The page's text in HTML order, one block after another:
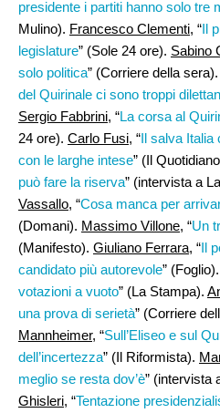
presidente i partiti hanno solo tre
Mulino). Francesco Clementi, “Il
legislature” (Sole 24 ore). Sabino
solo politica” (Corriere della sera).
del Quirinale ci sono troppi
Sergio Fabbrini, “La corsa al
24 ore). Carlo Fusi, “Il salva Italia
con le larghe intese” (Il
può fare la riserva” (intervista a
Vassallo, “Cosa manca per
(Domani). Massimo Villone, “Un
(Manifesto). Giuliano Ferrara, “Il
candidato più autorevole” (Foglio).
votazioni a vuoto” (La Stampa).
una prova di serietà” (Corriere
Mannheimer, “Sull’Eliseo e sul
dell’incertezza” (Il Riformista).
meglio se resta dov’è” (intervista
Ghisleri, “Tentazione